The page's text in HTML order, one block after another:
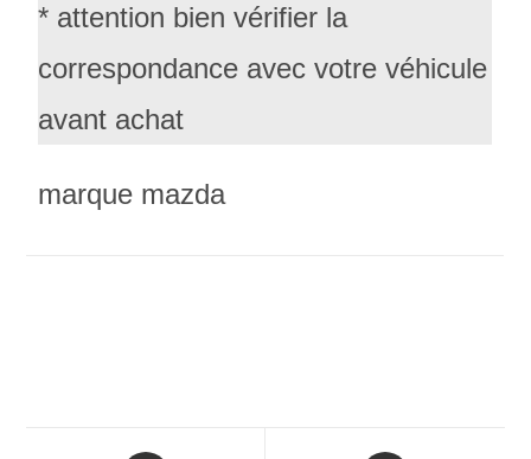
* attention bien vérifier la
correspondance avec votre véhicule
avant achat
marque mazda